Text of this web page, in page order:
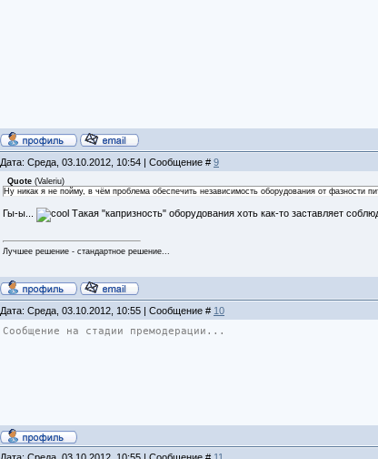
Дата: Среда, 03.10.2012, 10:54 | Сообщение # 9
Quote(Valeriu)
Ну никак я не пойму, в чём проблема обеспечить независимость оборудования от фазности
Гы-ы... Такая "капризность" оборудования хоть как-то заставляет
Лучшее решение - стандартное решение...
Дата: Среда, 03.10.2012, 10:55 | Сообщение # 10
Сообщение на стадии премодерации...